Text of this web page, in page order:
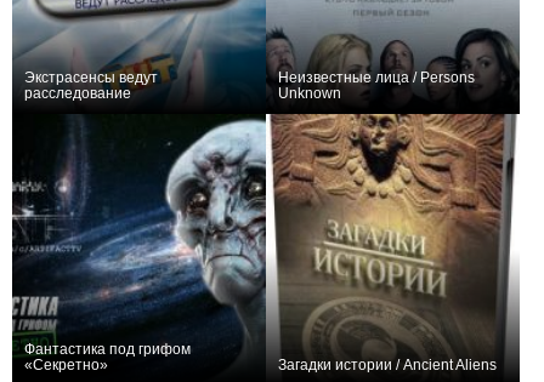
Экстрасенсы ведут
расследование
Неизвестные лица / Persons
Unknown
Фантастика под грифом
«Секретно»
Загадки истории / Ancient Aliens